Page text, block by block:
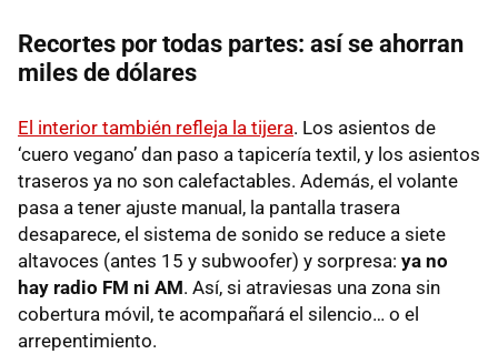
Recortes por todas partes: así se ahorran
miles de dólares
El interior también refleja la tijera. Los asientos de
‘cuero vegano’ dan paso a tapicería textil, y los asientos
traseros ya no son calefactables. Además, el volante
pasa a tener ajuste manual, la pantalla trasera
desaparece, el sistema de sonido se reduce a siete
altavoces (antes 15 y subwoofer) y sorpresa: ya no
hay radio FM ni AM. Así, si atraviesas una zona sin
cobertura móvil, te acompañará el silencio… o el
arrepentimiento.